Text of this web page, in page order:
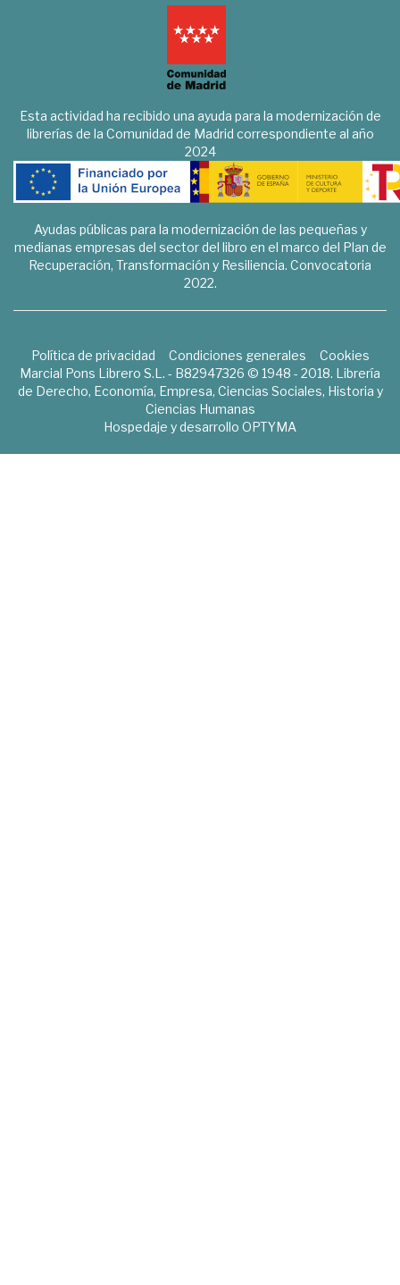
Esta actividad ha recibido una ayuda para la modernización de
librerías de la Comunidad de Madrid correspondiente al año
2024
Ayudas públicas para la modernización de las pequeñas y
medianas empresas del sector del libro en el marco del Plan de
Recuperación, Transformación y Resiliencia. Convocatoria
2022.
Política de privacidad Condiciones generales
Cookies
Marcial Pons Librero S.L. - B82947326 © 1948 - 2018. Librería
de Derecho, Economía, Empresa, Ciencias Sociales, Historia y
Ciencias Humanas
Hospedaje y desarrollo OPTYMA